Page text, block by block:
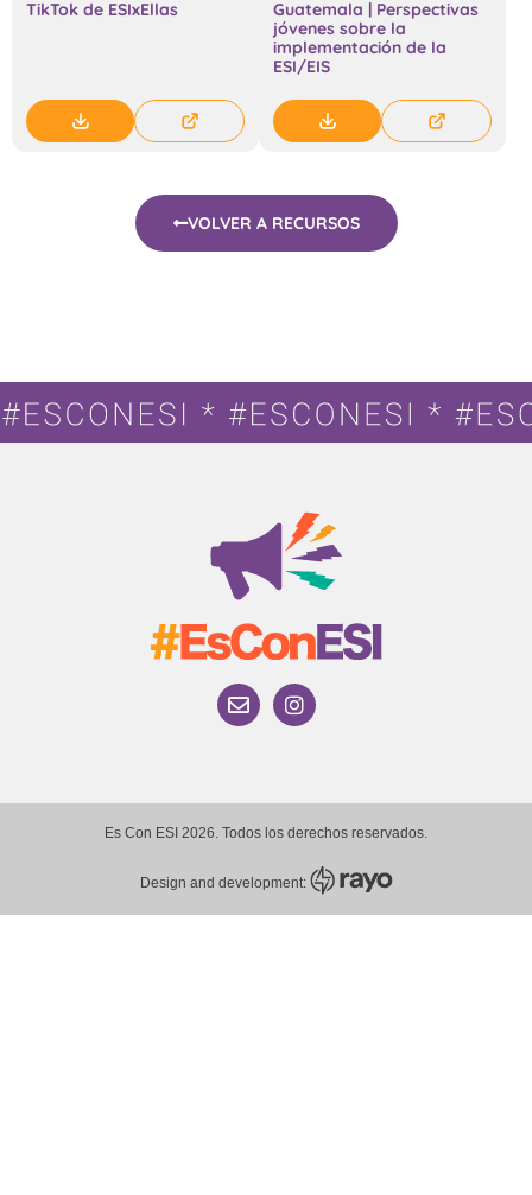
TikTok de ESIxEllas
Guatemala | Perspectivas
jóvenes sobre la
implementación de la
ESI/EIS
VOLVER A RECURSOS
Es Con ESI 2026. Todos los derechos reservados.
Design and development: